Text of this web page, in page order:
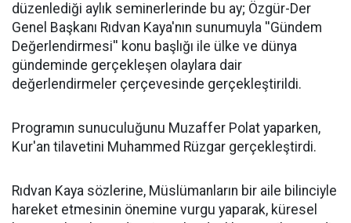
düzenlediği aylık seminerlerinde bu ay; Özgür-Der
Genel Başkanı Rıdvan Kaya'nın sunumuyla ''Gündem
Değerlendirmesi'' konu başlığı ile ülke ve dünya
gündeminde gerçekleşen olaylara dair
değerlendirmeler çerçevesinde gerçekleştirildi.
Programın sunuculuğunu Muzaffer Polat yaparken,
Kur'an tilavetini Muhammed Rüzgar gerçekleştirdi.
Rıdvan Kaya sözlerine, Müslümanların bir aile bilinciyle
hareket etmesinin önemine vurgu yaparak, küresel